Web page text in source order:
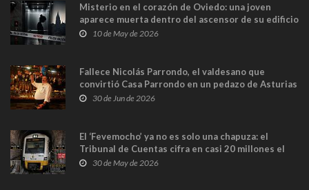
Misterio en el corazón de Oviedo: una joven
aparece muerta dentro del ascensor de su edificio
y las cámaras captan sus últimos minutos
10 de May de 2026
Fallece Nicolás Parrondo, el valdesano que
convirtió Casa Parrondo en un pedazo de Asturias
en Madrid
30 de Jun de 2026
El ‘Fevemocho’ ya no es solo una chapuza: el
Tribunal de Cuentas cifra en casi 20 millones el
sobrecoste de los trenes que no cabían por los
30 de May de 2026